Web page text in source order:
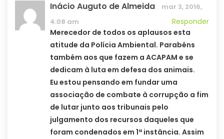
Inácio Auguto de Almeida
mar 3, 2016,
4:08 am
Responder
Merecedor de todos os aplausos esta
atitude da Polícia Ambiental. Parabéns
também aos que fazem a ACAPAM e se
dedicam à luta em defesa dos animais.
Eu estou pensando em fundar uma
associação de combate à corrupção a fim
de lutar junto aos tribunais pelo
julgamento dos recursos daqueles que
foram condenados em 1ª instância. Assim